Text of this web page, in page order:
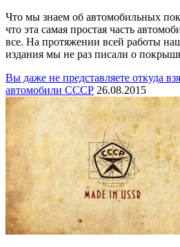
Что мы знаем об автомобильных
что эта самая простая часть
все. На протяжении всей работы
издания мы не раз писали о
Вы даже не представляете откуда
автомобили СССР 26.08.2015